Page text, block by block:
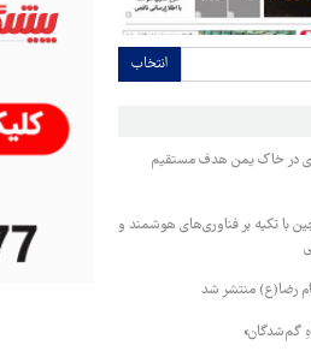
انتخاب
در خاک یمن هدف مستقیم
با تکیه بر فناوری‌های هوشمند و
رضا(ع) منتشر شد
گم‌شدگان»